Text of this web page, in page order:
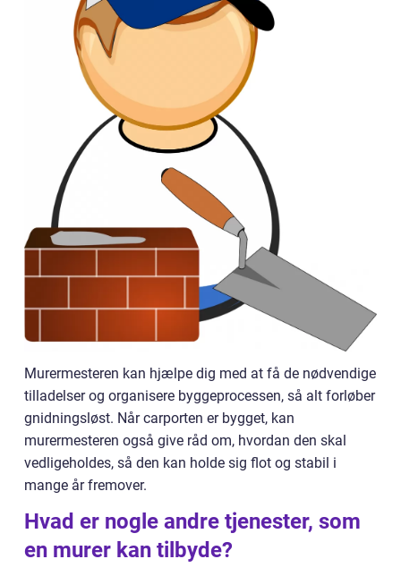
Murermesteren kan hjælpe dig med at få de nødvendige
tilladelser og organisere byggeprocessen, så alt forløber
gnidningsløst. Når carporten er bygget, kan
murermesteren også give råd om, hvordan den skal
vedligeholdes, så den kan holde sig flot og stabil i
mange år fremover.
Hvad er nogle andre tjenester, som
en murer kan tilbyde?